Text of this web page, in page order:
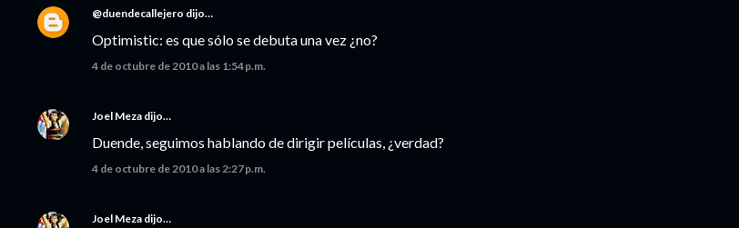
@duendecallejero dijo…
Optimistic: es que sólo se debuta una vez ¿no?
4 de octubre de 2010 a las 1:54 p.m.
Joel Meza dijo…
Duende, seguimos hablando de dirigir películas, ¿verdad?
4 de octubre de 2010 a las 2:27 p.m.
Joel Meza dijo…